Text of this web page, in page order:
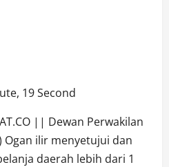
19 Second
|| Dewan Perwakilan
Ogan ilir menyetujui dan
daerah lebih dari 1